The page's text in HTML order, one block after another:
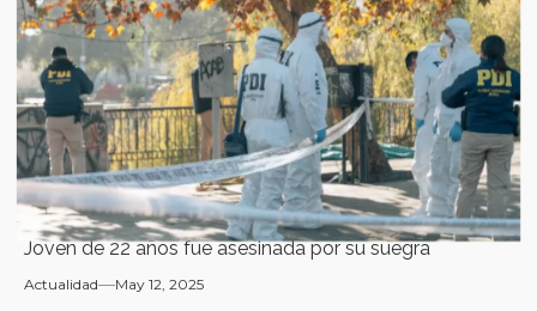
Joven de 22 años fue asesinada por su suegra
Actualidad May 12, 2025